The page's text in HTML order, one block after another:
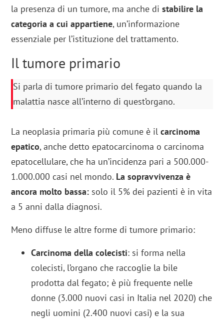
la presenza di un tumore, ma anche distabilire la
categoria a cui appartiene, un’informazione
essenziale per l’istituzione del trattamento.
Il tumore primario
Si parla di tumore primario del fegato quando la
malattia nasce all’interno di quest’organo.
La neoplasia primaria più comune è ilcarcinoma
epatico, anche detto epatocarcinoma o carcinoma
epatocellulare, che ha un’incidenza pari a 500.000-
1.000.000 casi nel mondo. La sopravvivenza è
ancora molto bassa: solo il 5% dei pazienti è in vita
a 5 anni dalla diagnosi.
Meno diffuse le altre forme di tumore primario:
Carcinoma della colecisti: si forma nella
colecisti, l’organo che raccoglie la bile
prodotta dal fegato; è più frequente nelle
donne (3.000 nuovi casi in Italia nel 2020) che
negli uomini (2.400 nuovi casi) e la sua